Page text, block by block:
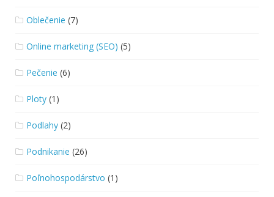
Oblečenie (7)
Online marketing (SEO) (5)
Pečenie (6)
Ploty (1)
Podlahy (2)
Podnikanie (26)
Poľnohospodárstvo (1)